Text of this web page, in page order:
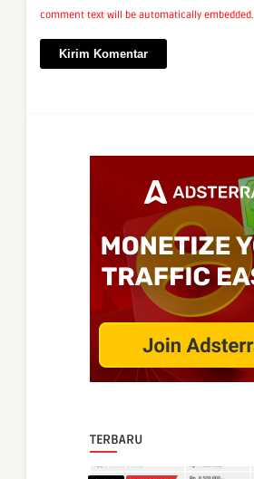
comment text will be automatically embedded.
TERBARU